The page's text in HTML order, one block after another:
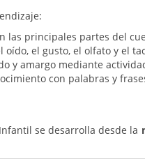
las principales partes del
oído, el gusto, el olfato y el
y amargo mediante
con palabras y
se desarrolla desde la